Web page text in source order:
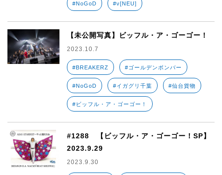
#NoGoD #ν[NEU]
【未公開写真】ビッフル・ア・ゴーゴー！
2023.10.7
#BREAKERZ #ゴールデンボンバー
#NoGoD #イガグリ千葉 #仙台貨物
#ビッフル・ア・ゴーゴー！
#1288 【ビッフル・ア・ゴーゴー！SP】
2023.9.29
2023.9.30